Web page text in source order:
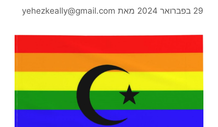
29 בפברואר 2024 מאת yehezkeally@gmail.com